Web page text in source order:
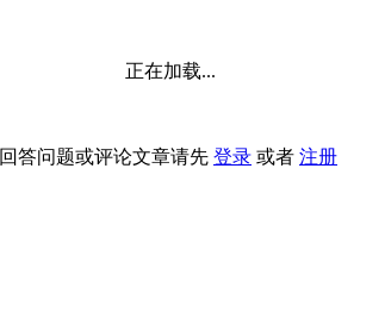
正在加载...
回答问题或评论文章请先 登录 或者 注册